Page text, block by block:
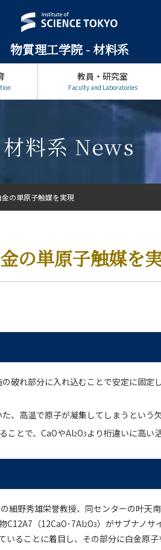
物質理工学院 - 材料系
教員・研究室
Faculty and Laboratories
材料系 News
の単原子触媒を
破れ部分に入れ込むことで安定に固定
、高温で原子が凝集してしまうという
ことで、CaOやAl2O3より桁違いに高い
細野秀雄栄誉教授、同センターの叶天
C12A7（12CaO･7Al2O3）がサブナノサ
いることに着目し、その部分に白金原
の単原子触媒を実現